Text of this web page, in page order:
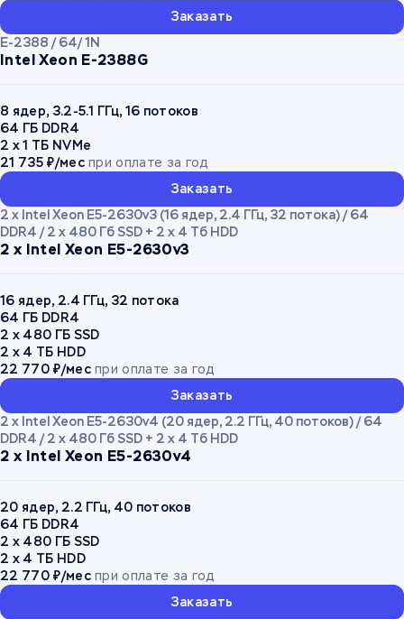
Заказать
E-2388 / 64/ 1N
Intel Xeon E-2388G
8 ядер, 3.2-5.1 ГГц, 16 потоков
64 ГБ DDR4
2 x 1 ТБ NVMe
21 735 ₽/мес при оплате за год
Заказать
2 x Intel Xeon E5-2630v3 (16 ядер, 2.4 ГГц, 32 потока) / 64
DDR4 / 2 x 480 Гб SSD + 2 x 4 Тб HDD
2 x Intel Xeon E5-2630v3
16 ядер, 2.4 ГГц, 32 потока
64 ГБ DDR4
2 x 480 ГБ SSD
2 x 4 ТБ HDD
22 770 ₽/мес при оплате за год
Заказать
2 x Intel Xeon E5-2630v4 (20 ядер, 2.2 ГГц, 40 потоков) / 64
DDR4 / 2 x 480 Гб SSD + 2 x 4 Тб HDD
2 x Intel Xeon E5-2630v4
20 ядер, 2.2 ГГц, 40 потоков
64 ГБ DDR4
2 x 480 ГБ SSD
2 x 4 ТБ HDD
22 770 ₽/мес при оплате за год
Заказать